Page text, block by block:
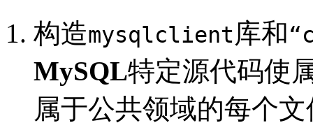
构造mysqlclient库和
MySQL特定源代码使
属于公共领域的每个